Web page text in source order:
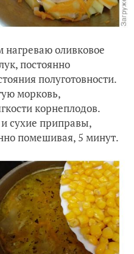
нагреваю оливковое
постоянно
полуготовности.
морковь,
корнеплодов.
сухие приправы,
помешивая, 5 минут.